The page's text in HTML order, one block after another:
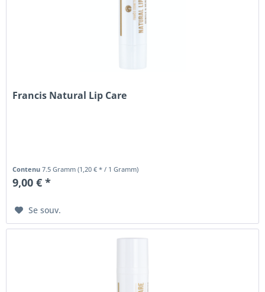
Francis Natural Lip Care
Contenu7.5 Gramm(1,20 € * / 1 Gramm)
9,00 € *
Se souv.